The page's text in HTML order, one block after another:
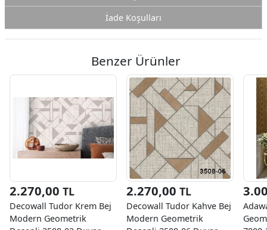
İade Koşulları
Benzer Ürünler
2.270,00 TL
Decowall Tudor Krem Bej
Modern Geometrik
2.270,00 TL
Decowall Tudor Kahve Bej
Modern Geometrik